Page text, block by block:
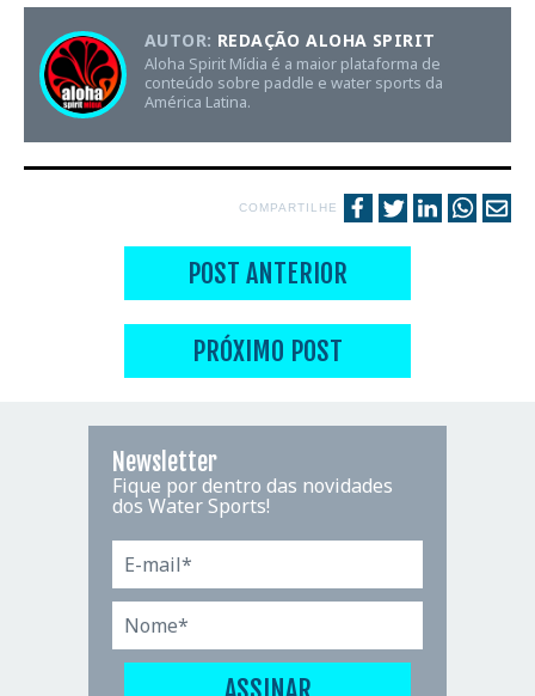
AUTOR: REDAÇÃO ALOHA SPIRIT
Aloha Spirit Mídia é a maior plataforma de
conteúdo sobre paddle e water sports da
América Latina.
COMPARTILHE
POST ANTERIOR
PRÓXIMO POST
Newsletter
Fique por dentro das novidades
dos Water Sports!